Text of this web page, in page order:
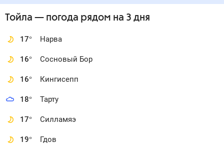
Тойла — погода рядом на 3 дня
17° Нарва
16° Сосновый Бор
16° Кингисепп
18° Тарту
17° Силламяэ
19° Гдов